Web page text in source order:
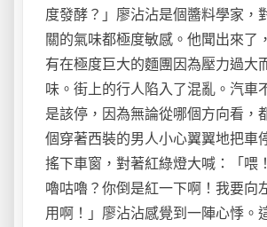
度發酵？」廖沾沾是個醬料學家，
關的氣味都極度敏感。他聞出來了
有在極度巨大的麵團因為壓力過大
味。街上的行人陷入了混亂。汽車
是該停，因為無論從哪個方向看，
個穿著西裝的男人小心翼翼地把車
搖下車窗，對著紅綠燈大喊：「喂
嚕咕嚕？你倒是紅一下啊！我要向
用啊！」廖沾沾感覺到一陣心悸。